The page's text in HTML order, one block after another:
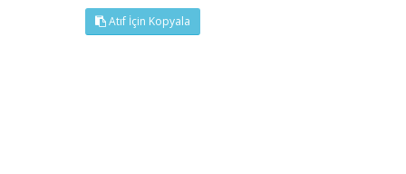
Atıf İçin Kopyala